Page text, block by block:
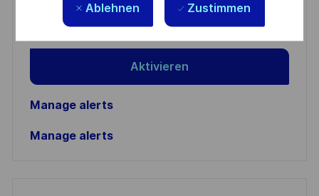
Ablehnen Zustimmen
(Required)
Prüfen Sie die Bedingungen für die Verarbeitung
Aktivieren
Manage alerts
Manage alerts